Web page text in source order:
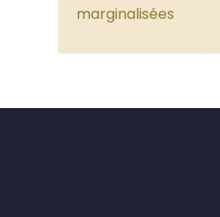
marginalisées